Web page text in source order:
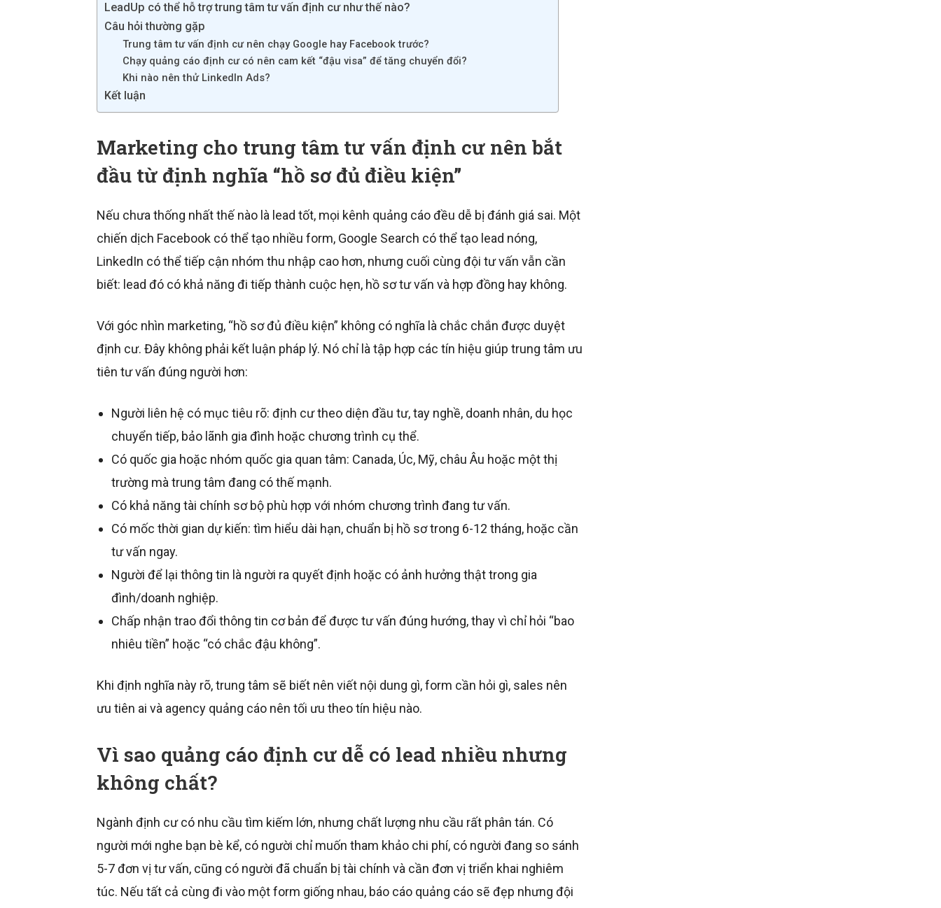
LeadUp có thể hỗ trợ trung tâm tư vấn định cư như thế nào?
Câu hỏi thường gặp
Trung tâm tư vấn định cư nên chạy Google hay Facebook trước?
Chạy quảng cáo định cư có nên cam kết “đậu visa” để tăng chuyển đổi?
Khi nào nên thử LinkedIn Ads?
Kết luận
Marketing cho trung tâm tư vấn định cư nên bắt
đầu từ định nghĩa “hồ sơ đủ điều kiện”
Nếu chưa thống nhất thế nào là lead tốt, mọi kênh quảng cáo đều dễ bị đánh giá sai. Một
chiến dịch Facebook có thể tạo nhiều form, Google Search có thể tạo lead nóng,
LinkedIn có thể tiếp cận nhóm thu nhập cao hơn, nhưng cuối cùng đội tư vấn vẫn cần
biết: lead đó có khả năng đi tiếp thành cuộc hẹn, hồ sơ tư vấn và hợp đồng hay không.
Với góc nhìn marketing, “hồ sơ đủ điều kiện” không có nghĩa là chắc chắn được duyệt
định cư. Đây không phải kết luận pháp lý. Nó chỉ là tập hợp các tín hiệu giúp trung tâm ưu
tiên tư vấn đúng người hơn:
Người liên hệ có mục tiêu rõ: định cư theo diện đầu tư, tay nghề, doanh nhân, du học
chuyển tiếp, bảo lãnh gia đình hoặc chương trình cụ thể.
Có quốc gia hoặc nhóm quốc gia quan tâm: Canada, Úc, Mỹ, châu Âu hoặc một thị
trường mà trung tâm đang có thế mạnh.
Có khả năng tài chính sơ bộ phù hợp với nhóm chương trình đang tư vấn.
Có mốc thời gian dự kiến: tìm hiểu dài hạn, chuẩn bị hồ sơ trong 6-12 tháng, hoặc cần
tư vấn ngay.
Người để lại thông tin là người ra quyết định hoặc có ảnh hưởng thật trong gia
đình/doanh nghiệp.
Chấp nhận trao đổi thông tin cơ bản để được tư vấn đúng hướng, thay vì chỉ hỏi “bao
nhiêu tiền” hoặc “có chắc đậu không”.
Khi định nghĩa này rõ, trung tâm sẽ biết nên viết nội dung gì, form cần hỏi gì, sales nên
ưu tiên ai và agency quảng cáo nên tối ưu theo tín hiệu nào.
Vì sao quảng cáo định cư dễ có lead nhiều nhưng
không chất?
Ngành định cư có nhu cầu tìm kiếm lớn, nhưng chất lượng nhu cầu rất phân tán. Có
người mới nghe bạn bè kể, có người chỉ muốn tham khảo chi phí, có người đang so sánh
5-7 đơn vị tư vấn, cũng có người đã chuẩn bị tài chính và cần đơn vị triển khai nghiêm
túc. Nếu tất cả cùng đi vào một form giống nhau, báo cáo quảng cáo sẽ đẹp nhưng đội